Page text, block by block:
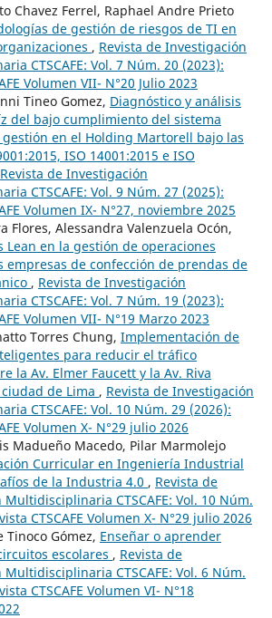
Chavez Ferrel, Raphael Andre Prieto
de gestión de riesgos de TI en
, Revista de Investigación
CTSCAFE: Vol. 7 Núm. 20 (2023):
Volumen VII- N°20 Julio 2023
Tineo Gomez, Diagnóstico y análisis
del bajo cumplimiento del sistema
en el Holding Martorell bajo las
ISO 14001:2015 e ISO
Revista de Investigación
CTSCAFE: Vol. 9 Núm. 27 (2025):
Volumen IX- N°27, noviembre 2025
Flores, Alessandra Valenzuela Ocón,
Lean en la gestión de operaciones
empresas de confección de prendas de
, Revista de Investigación
CTSCAFE: Vol. 7 Núm. 19 (2023):
Volumen VII- N°19 Marzo 2023
Torres Chung, Implementación de
para reducir el tráfico
la Av. Elmer Faucett y la Av. Riva
de Lima , Revista de Investigación
CTSCAFE: Vol. 10 Núm. 29 (2026):
Volumen X- N°29 julio 2026
Madueño Macedo, Pilar Marmolejo
Curricular en Ingeniería Industrial
de la Industria 4.0 , Revista de
CTSCAFE: Vol. 10 Núm.
CTSCAFE Volumen X- N°29 julio 2026
Tinoco Gómez, Enseñar o aprender
escolares , Revista de
CTSCAFE: Vol. 6 Núm.
CTSCAFE Volumen VI- N°18